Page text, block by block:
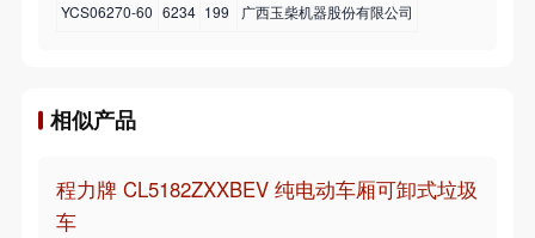
YCS06270-60 6234 199 广西玉柴机器股份有限公司
相似产品
程力牌 CL5182ZXXBEV 纯电动车厢可卸式垃圾
车